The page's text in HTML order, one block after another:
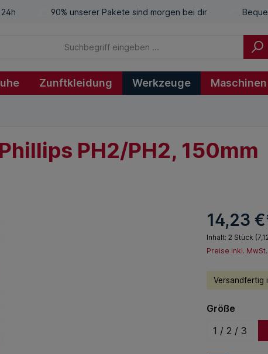
90% unserer Pakete sind morgen bei dir
Zunftkleidung Werkzeuge Maschinen
PH2/PH2, 150mm
14,23
Inhalt: 2 Stück
Preise inkl.
Versandfertig
Größe
1 / 2 / 3